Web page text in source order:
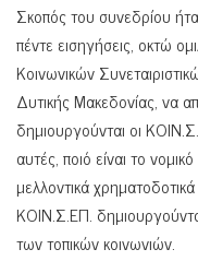
Σκοπός του συνεδρίου
πέντε εισηγήσεις, οκτώ
Κοινωνικών
Δυτικής Μακεδονίας, να
δημιουργούνται οι
αυτές, ποιό είναι το
μελλοντικά
ΚΟΙΝ.Σ.ΕΠ.
των τοπικών κοινωνιών.